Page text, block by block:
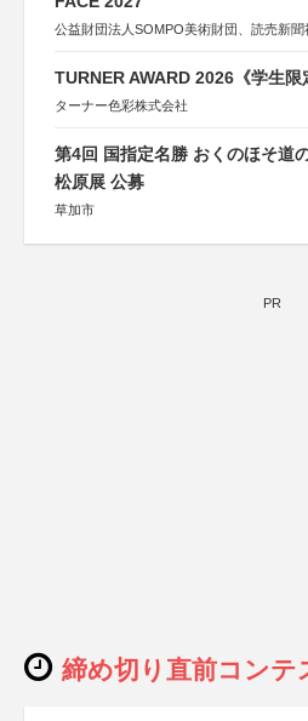
公益財団法人SOMPO美術財団、読売新聞
TURNER AWARD 2026《学生限
ターナー色彩株式会社
第4回 国指定名勝 おくのほそ道
松原展 公募
草加市
PR
締め切り直前コンテ